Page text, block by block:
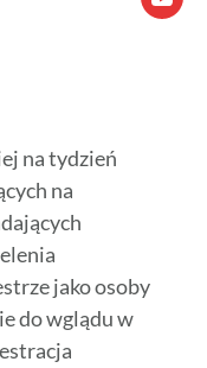
na tydzień
na
jako osoby
do wglądu w